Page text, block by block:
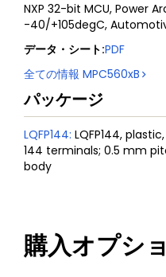
NXP 32-bit MCU, Power
-40/+105degC,
データ・シート:PDF
全ての情報 MPC560xB
パッケージ
LQFP144: LQFP144,
144 terminals; 0.5 mm
body
購入オプシ